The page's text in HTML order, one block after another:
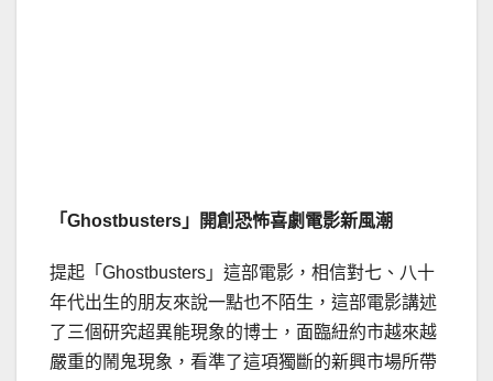
「Ghostbusters 」開創恐怖喜劇電影新風潮
提起「Ghostbusters」這部電影，相信對七、八十
年代出生的朋友來說一點也不陌生，這部電影講述
了三個研究超異能現象的博士，面臨紐約市越來越
嚴重的鬧鬼現象，看準了這項獨斷的新興市場所帶